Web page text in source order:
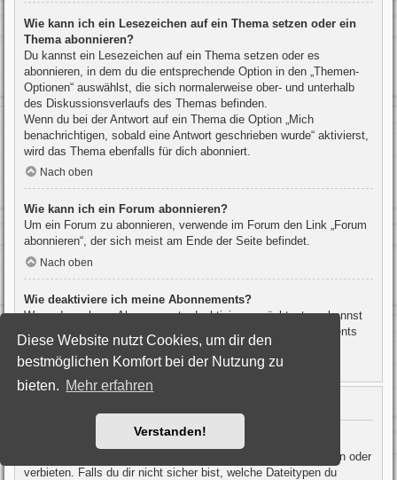
Diese Website nutzt Cookies, um dir den
bestmöglichen Komfort bei der Nutzung zu
bieten. Mehr erfahren
Verstanden!
Wie kann ich ein Lesezeichen auf ein Thema setzen oder ein
Thema abonnieren?
Du kannst ein Lesezeichen auf ein Thema setzen oder es
abonnieren, in dem du die entsprechende Option in den „Themen-
Optionen“ auswählst, die sich normalerweise ober- und unterhalb
des Diskussionsverlaufs des Themas befinden.
Wenn du bei der Antwort auf ein Thema die Option „Mich
benachrichtigen, sobald eine Antwort geschrieben wurde“ aktivierst,
wird das Thema ebenfalls für dich abonniert.
Nach oben
Wie kann ich ein Forum abonnieren?
Um ein Forum zu abonnieren, verwende im Forum den Link „Forum
abonnieren“, der sich meist am Ende der Seite befindet.
Nach oben
Wie deaktiviere ich meine Abonnements?
Wenn du mehrere Abonnements deaktivieren möchtest, so kannst
du dies im persönlichen Bereich unter „Einstieg“ – „Abonnements
verwalten“ machen.
Nach oben
Welche Dateianhänge sind in diesem Forum zulässig?
Die Board-Administration kann bestimmte Dateitypen zulassen oder
verbieten. Falls du dir nicht sicher bist, welche Dateitypen du